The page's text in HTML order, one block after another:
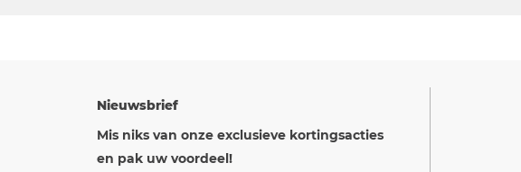
Nieuwsbrief
Mis niks van onze exclusieve kortingsacties
en pak uw voordeel!